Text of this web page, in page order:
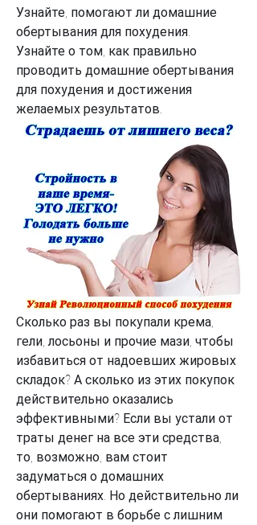
Узнайте, помогают ли домашние
обертывания для похудения.
Узнайте о том, как правильно
проводить домашние обертывания
для похудения и достижения
желаемых результатов.
Сколько раз вы покупали крема,
гели, лосьоны и прочие мази, чтобы
избавиться от надоевших жировых
складок? А сколько из этих покупок
действительно оказались
эффективными? Если вы устали от
траты денег на все эти средства,
то, возможно, вам стоит
задуматься о домашних
обертываниях. Но действительно ли
они помогают в борьбе с лишним